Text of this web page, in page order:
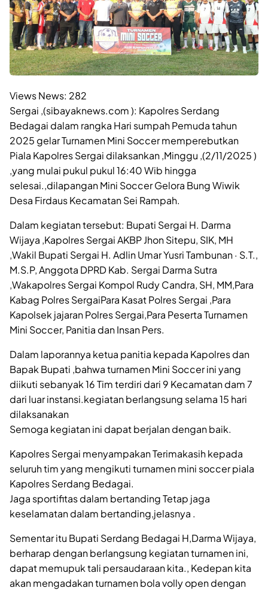
Views News: 282
Sergai ,(sibayaknews.com ): Kapolres Serdang
Bedagai dalam rangka Hari sumpah Pemuda tahun
2025 gelar Turnamen Mini Soccer memperebutkan
Piala Kapolres Sergai dilaksankan ,Minggu ,(2/11/2025 )
,yang mulai pukul pukul 16:40 Wib hingga
selesai.,dilapangan Mini Soccer Gelora Bung Wiwik
Desa Firdaus Kecamatan Sei Rampah.
Dalam kegiatan tersebut: Bupati Sergai H. Darma
Wijaya ,Kapolres Sergai AKBP Jhon Sitepu, SIK, MH
,Wakil Bupati Sergai H. Adlin Umar Yusri Tambunan · S.T.,
M.S.P, Anggota DPRD Kab. Sergai Darma Sutra
,Wakapolres Sergai Kompol Rudy Candra, SH, MM,Para
Kabag Polres SergaiPara Kasat Polres Sergai ,Para
Kapolsek jajaran Polres Sergai,Para Peserta Turnamen
Mini Soccer, Panitia dan Insan Pers.
Dalam laporannya ketua panitia kepada Kapolres dan
Bapak Bupati ,bahwa turnamen Mini Soccer ini yang
diikuti sebanyak 16 Tim terdiri dari 9 Kecamatan dam 7
dari luar instansi.kegiatan berlangsung selama 15 hari
dilaksanakan
Semoga kegiatan ini dapat berjalan dengan baik.
Kapolres Sergai menyampakan Terimakasih kepada
seluruh tim yang mengikuti turnamen mini soccer piala
Kapolres Serdang Bedagai.
Jaga sportifitas dalam bertanding Tetap jaga
keselamatan dalam bertanding,jelasnya .
Sementar itu Bupati Serdang Bedagai H,Darma Wijaya,
berharap dengan berlangsung kegiatan turnamen ini,
dapat memupuk tali persaudaraan kita., Kedepan kita
akan mengadakan turnamen bola volly open dengan